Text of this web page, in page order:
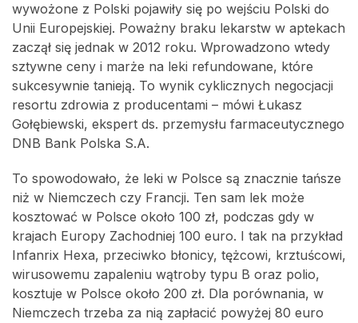
wywożone z Polski pojawiły się po wejściu Polski do
Unii Europejskiej. Poważny braku lekarstw w aptekach
zaczął się jednak w 2012 roku. Wprowadzono wtedy
sztywne ceny i marże na leki refundowane, które
sukcesywnie tanieją. To wynik cyklicznych negocjacji
resortu zdrowia z producentami – mówi Łukasz
Gołębiewski, ekspert ds. przemysłu farmaceutycznego
DNB Bank Polska S.A.
To spowodowało, że leki w Polsce są znacznie tańsze
niż w Niemczech czy Francji. Ten sam lek może
kosztować w Polsce około 100 zł, podczas gdy w
krajach Europy Zachodniej 100 euro. I tak na przykład
Infanrix Hexa, przeciwko błonicy, tężcowi, krztuścowi,
wirusowemu zapaleniu wątroby typu B oraz polio,
kosztuje w Polsce około 200 zł. Dla porównania, w
Niemczech trzeba za nią zapłacić powyżej 80 euro